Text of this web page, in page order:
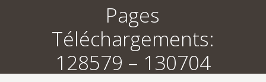
Pages
Téléchargements:
128579 – 130704